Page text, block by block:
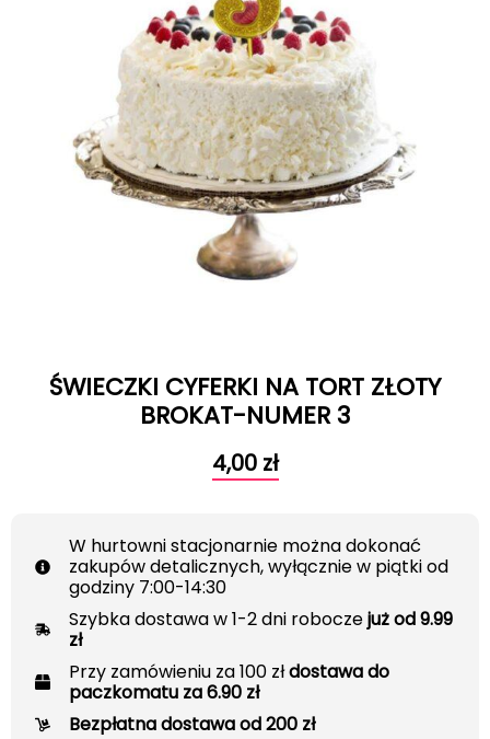
ŚWIECZKI CYFERKI NA TORT ZŁOTY
BROKAT-NUMER 3
4,00 zł
W hurtowni stacjonarnie można dokonać
zakupów detalicznych, wyłącznie w piątki od
godziny 7:00-14:30
Szybka dostawa w 1-2 dni roboczejuż od 9.99
zł
Przy zamówieniu za 100 złdostawa do
paczkomatu za 6.90 zł
Bezpłatna dostawa od 200 zł